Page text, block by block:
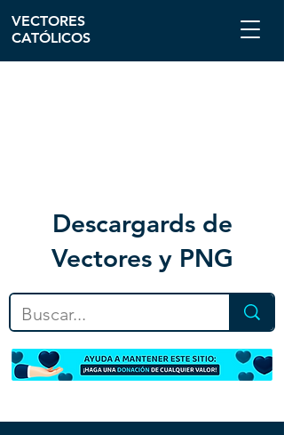
Descargards de
Vectores y PNG
VECTORES
CATÓLICOS